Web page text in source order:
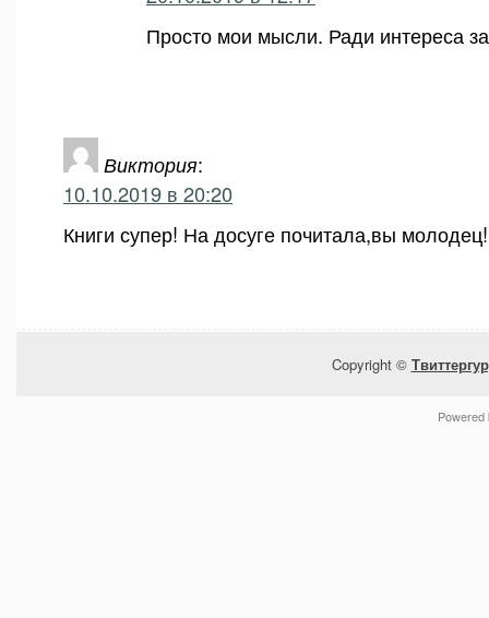
Просто мои мысли. Ради интереса
Виктория:
10.10.2019 в 20:20
Книги супер! На досуге почитала,вы
Copyright ©